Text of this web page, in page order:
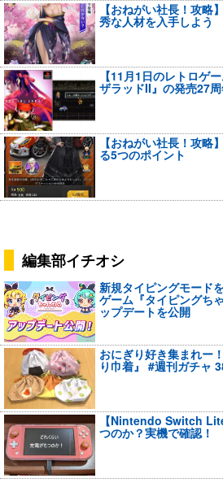
【おねがい社長！攻略
秀な人材を入手しよう
【11月1日のレトロゲ
ザラッドII』の発売27周
【おねがい社長！攻略
る5つのポイント
編集部イチオシ
新規タイピングモード
ゲーム『タイピングち
ップデートを公開
おにぎり好き集まれー
り巾着』 #週刊ガチャ
【Nintendo Switch
つのか？実機で確認！